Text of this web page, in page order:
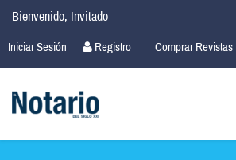
Bienvenido, Invitado
Registro
Iniciar Sesión Comprar Revistas